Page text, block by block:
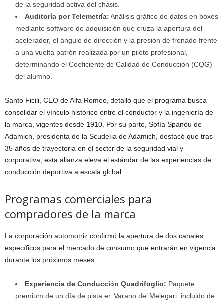
de la seguridad activa del chasis.
Auditoría por Telemetría: Análisis gráfico de datos en boxes
mediante software de adquisición que cruza la apertura del
acelerador, el ángulo de dirección y la presión de frenado frente
a una vuelta patrón realizada por un piloto profesional,
determinando el Coeficiente de Calidad de Conducción (CQG)
del alumno.
Santo Ficili, CEO de Alfa Romeo, detalló que el programa busca
consolidar el vínculo histórico entre el conductor y la ingeniería de
la marca, vigentes desde 1910. Por su parte, Sofía Spanou de
Adamich, presidenta de la Scuderia de Adamich, destacó que tras
35 años de trayectoria en el sector de la seguridad vial y
corporativa, esta alianza eleva el estándar de las experiencias de
conducción deportiva a escala global.
Programas comerciales para
compradores de la marca
La corporación automotriz confirmó la apertura de dos canales
específicos para el mercado de consumo que entrarán en vigencia
durante los próximos meses:
Experiencia de Conducción Quadrifoglio: Paquete
premium de un día de pista en Varano de’ Melegari, incluido de